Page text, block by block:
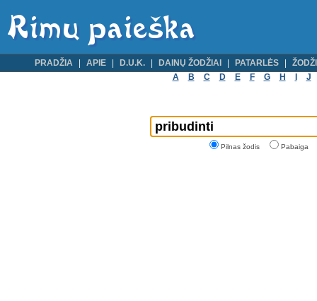
PRADŽIA APIE D.U.K. DAINŲ ŽODŽIAI PATARLĖS
A
B C D E F G H J
Pilnas žodis Pabaiga